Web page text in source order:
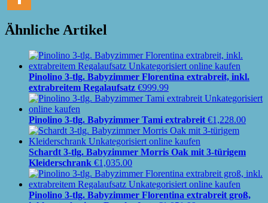
Ähnliche Artikel
Pinolino 3-tlg. Babyzimmer Florentina extrabreit, inkl.
extrabreitem Regalaufsatz €999.99
Pinolino 3-tlg. Babyzimmer Tami extrabreit €1,228.00
Schardt 3-tlg. Babyzimmer Morris Oak mit 3-türigem
Kleiderschrank €1,035.00
Pinolino 3-tlg. Babyzimmer Florentina extrabreit groß,